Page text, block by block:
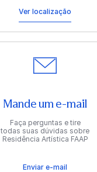
Ver localização
Mande um e-mail
Faça perguntas e tire
todas suas dúvidas sobre
Residência Artística FAAP
Enviar e-mail